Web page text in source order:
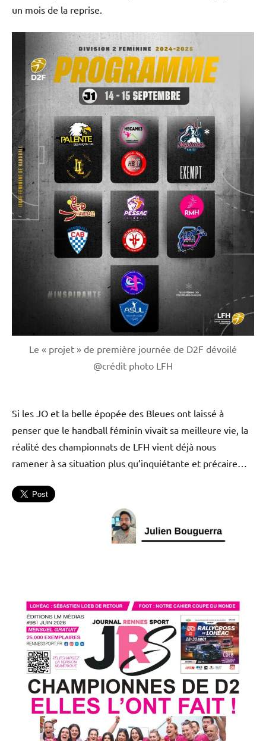
un mois de la reprise.
Le « projet » de première journée de D2F dévoilé
@crédit photo LFH
Si les JO et la belle épopée des Bleues ont laissé à
penser que le handball féminin vivait sa meilleure vie, la
réalité des championnats de LFH vient déjà nous
ramener à sa situation plus qu’inquiétante et précaire…
RMH